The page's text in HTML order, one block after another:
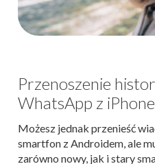
Przenoszenie
WhatsApp z
Możesz jednak przenieść
smartfon z Androidem, ale
zarówno nowy, jak i stary